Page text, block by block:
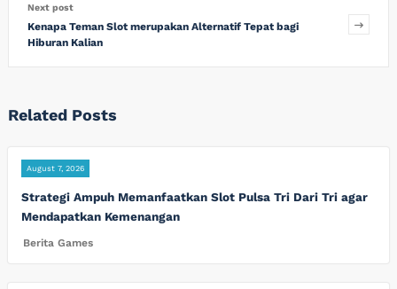
Next post
Kenapa Teman Slot merupakan Alternatif Tepat bagi
Hiburan Kalian
Related Posts
August 7, 2026
Strategi Ampuh Memanfaatkan Slot Pulsa Tri Dari Tri agar
Mendapatkan Kemenangan
Berita Games